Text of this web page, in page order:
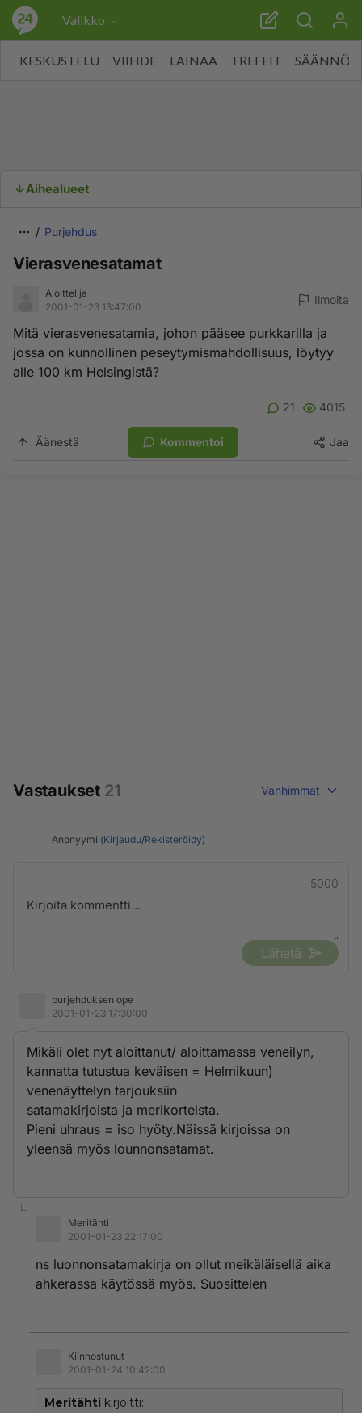
Valikko
KESKUSTELU VIIHDE LAINAA TREFFIT SÄÄNNÖT
Aihealueet
Purjehdus
Vierasvenesatamat
Aloittelija
2001-01-23 13:47:00
Ilmoita
Mitä vierasvenesatamia, johon pääsee purkkarilla ja
jossa on kunnollinen peseytymismahdollisuus, löytyy
alle 100 km Helsingistä?
21 4015
Äänestä Kommentoi Jaa
Vastaukset 21 Vanhimmat
Anonyymi (Kirjaudu/Rekisteröidy)
5000
Lähetä
purjehduksen ope
2001-01-23 17:30:00
Mikäli olet nyt aloittanut/ aloittamassa veneilyn,
kannatta tutustua keväisen = Helmikuun)
venenäyttelyn tarjouksiin
satamakirjoista ja merikorteista.
Pieni uhraus = iso hyöty.Näissä kirjoissa on
yleensä myös lounnonsatamat.
Meritähti
2001-01-23 22:17:00
ns luonnonsatamakirja on ollut meikäläisellä aika
ahkerassa käytössä myös. Suosittelen
Kiinnostunut
2001-01-24 10:42:00
Meritähti kirjoitti: